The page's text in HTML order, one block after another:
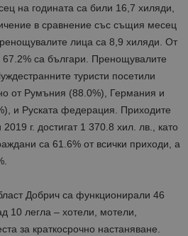
на годината са били 16,7 хиляди,
в сравнение със същия месец
лица са 8,9 хиляди. От
са българи. Пренощувалите
туристи посетили
от Румъния (88.0%), Германия и
и Руската федерация. Приходите
г. достигат 1 370.8 хил. лв., като
са 61.6% от всички приходи, а
Добрич са функционирали 46
10 легла – хотели, мотели,
за краткосрочно настаняване.